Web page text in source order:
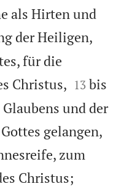
als Hirten und
der Heiligen,
für die
Christus, 

13 bis
und der
gelangen,
zum
Christus;